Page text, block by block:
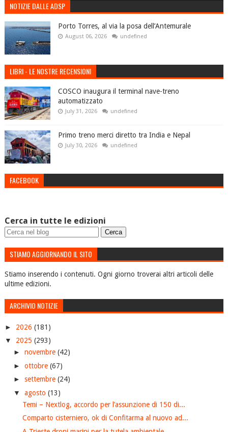
NOTIZIE DALLE ADSP
Porto Torres, al via la posa dell’Antemurale
August 06, 2026 undefined
LIBRI - LE NOSTRE RECENSIONI
COSCO inaugura il terminal nave-treno
automatizzato
July 31, 2026 undefined
Primo treno merci diretto tra India e Nepal
July 30, 2026 undefined
FACEBOOK
Cerca in tutte le edizioni
STIAMO AGGIORNANDO IL SITO
Stiamo inserendo i contenuti. Ogni giorno troverai altri articoli delle
ultime edizioni.
ARCHIVIO NOTIZIE
► 2026 (181)
▼ 2025 (293)
► novembre (42)
► ottobre (67)
► settembre (24)
▼ agosto (13)
Temi – Nextlog, accordo per l’assunzione di 150 di...
Comparto cisterniero, ok di Confitarma al nuovo ad...